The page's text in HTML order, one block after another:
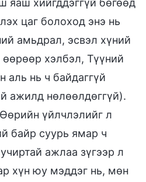
цаг болоход энэ нь
амьдрал, эсвэл хүний
хэлбэл, Түүний
аль нь ч байдаггүй
ажилд нөлөөлдөггүй).
үйлчлэлийг л
байр суурь ямар ч
ажлаа зүгээр л
хүн юу мэддэг нь, мөн